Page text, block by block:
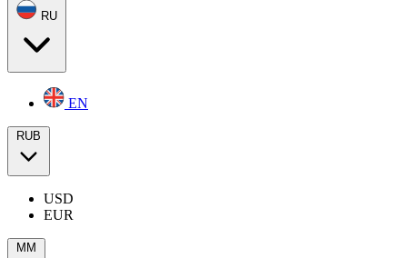
RU
EN
RUB
USD
EUR
ММ